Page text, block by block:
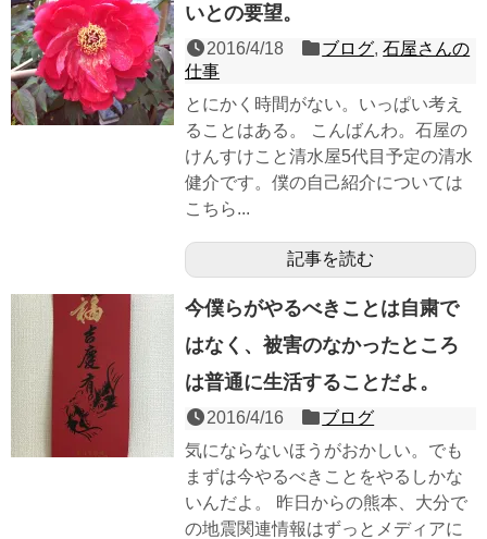
いとの要望。
2016/4/18 ブログ,石屋さんの
仕事
とにかく時間がない。いっぱい考え
ることはある。 こんばんわ。石屋の
けんすけこと清水屋5代目予定の清水
健介です。僕の自己紹介については
こちら...
記事を読む
今僕らがやるべきことは自粛で
はなく、被害のなかったところ
は普通に生活することだよ。
2016/4/16
ブログ
気にならないほうがおかしい。でも
まずは今やるべきことをやるしかな
いんだよ。 昨日からの熊本、大分で
の地震関連情報はずっとメディアに